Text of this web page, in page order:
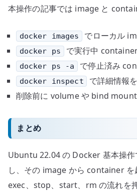
本操作の記事では image と
docker images でローカル
docker ps で実行中
docker ps -a で停止済み
docker inspect
で詳細情報
削除前に volume や bind mount
まとめ
Ubuntu 22.04 の Docker 基本操
し、その image から container を
exec、stop、start、rm の流れを押